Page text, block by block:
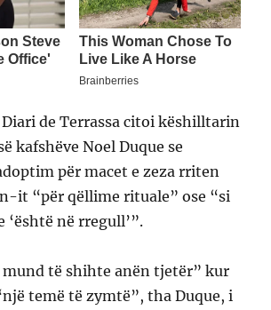
de Terrassa citoi këshilltarin
kafshëve Noel Duque se
për macet e zeza rriten
it “për qëllime rituale” ose “si
‘është në rregull’”.
mund të shihte anën tjetër” kur
temë të zymtë”, tha Duque, i